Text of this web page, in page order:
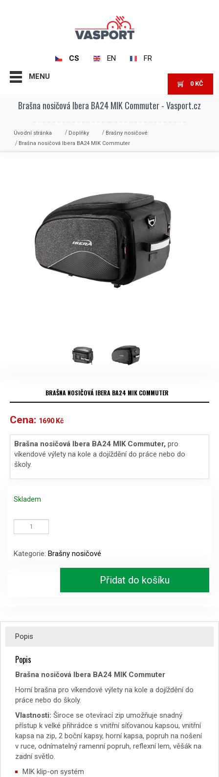
CS EN FR
MENU
0 KČ
Brašna nosičová Ibera BA24 MIK Commuter - Vasport.cz
Úvodní stránka Doplňky
Brašny nosičové
Brašna nosičová Ibera BA24 MIK Commuter
BRAŠNA NOSIČOVÁ IBERA BA24 MIK COMMUTER
Cena: 1690 Kč
Brašna nosičová Ibera BA24 MIK Commuter, pro
víkendové výlety na kole a dojíždění do práce nebo do
školy.
Skladem
nosičová
Ibera
MIK
Kategorie: Brašny nosičové
Přidat do košíku
Popis
Popis
Brašna nosičová Ibera BA24 MIK Commuter
Horní brašna pro víkendové výlety na kole a dojíždění do
práce nebo do školy.
Vlastnosti: Široce se otevírací zip umožňuje snadný
přístup k velké přihrádce s vnitřní síťovanou kapsou, vnitřní
kapsa na zip, 2 boční kapsy, horní kapsa, popruh na nošení
v ruce, odnímatelný ramenní popruh, reflexní lem, věšák na
zadní světlo.
MIK klip-on systém